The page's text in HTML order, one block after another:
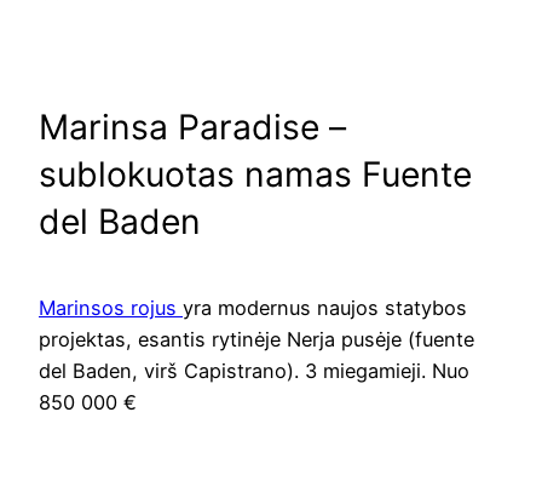
Marinsa Paradise –
sublokuotas namas Fuente
del Baden
Marinsos rojus yra modernus naujos statybos
projektas, esantis rytinėje Nerja pusėje (fuente
del Baden, virš Capistrano). 3 miegamieji. Nuo
850 000 €